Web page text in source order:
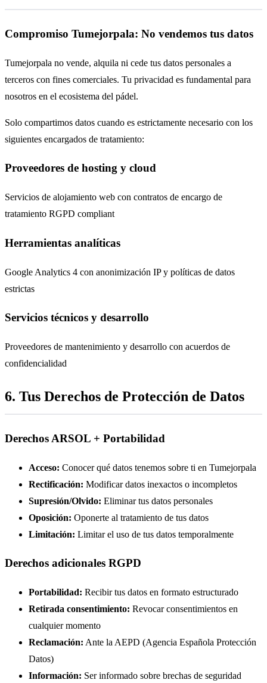
Compromiso Tumejorpala: No vendemos tus datos
Tumejorpala no vende, alquila ni cede tus datos personales a
terceros con fines comerciales. Tu privacidad es fundamental para
nosotros en el ecosistema del pádel.
Solo compartimos datos cuando es estrictamente necesario con los
siguientes encargados de tratamiento:
Proveedores de hosting y cloud
Servicios de alojamiento web con contratos de encargo de
tratamiento RGPD compliant
Herramientas analíticas
Google Analytics 4 con anonimización IP y políticas de datos
estrictas
Servicios técnicos y desarrollo
Proveedores de mantenimiento y desarrollo con acuerdos de
confidencialidad
6. Tus Derechos de Protección de Datos
Derechos ARSOL + Portabilidad
Acceso: Conocer qué datos tenemos sobre ti en Tumejorpala
Rectificación: Modificar datos inexactos o incompletos
Supresión/Olvido: Eliminar tus datos personales
Oposición: Oponerte al tratamiento de tus datos
Limitación: Limitar el uso de tus datos temporalmente
Derechos adicionales RGPD
Portabilidad: Recibir tus datos en formato estructurado
Retirada consentimiento: Revocar consentimientos en
cualquier momento
Reclamación: Ante la AEPD (Agencia Española Protección
Datos)
Información: Ser informado sobre brechas de seguridad